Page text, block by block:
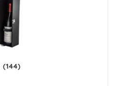
(144)